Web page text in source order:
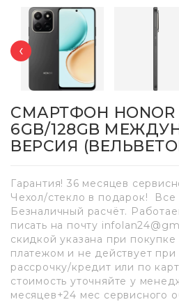
‹
СМАРТФОН HONOR
6GB/128GB
ВЕРСИЯ
Гарантия! 36 месяцев
Чехол/стекло в подарок! Все
Безналичный расчёт.
писать на почту
скидкой указана при
платежом и не действует при
рассрочку/кредит или по
стоимость уточняйте у
месяцев+24 мес сервисного